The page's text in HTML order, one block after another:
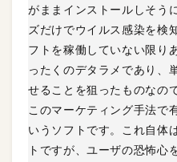
がままインストールしそう
ズだけでウイルス感染を検
フトを稼働していない限り
ったくのデタラメであり、
せることを狙ったものなの
このマーケティング手法で
いうソフトです。これ自体
トですが、ユーザの恐怖心